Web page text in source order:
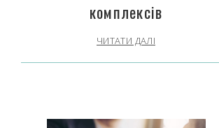
комплексів
ЧИТАТИ ДАЛІ